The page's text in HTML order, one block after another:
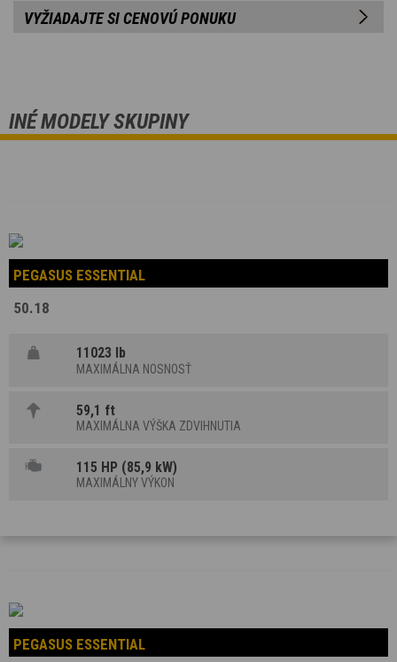
VYŽIADAJTE SI CENOVÚ PONUKU
INÉ MODELY SKUPINY
PEGASUS ESSENTIAL
50.18
11023 lb
MAXIMÁLNA NOSNOSŤ
59,1 ft
MAXIMÁLNA VÝŠKA ZDVIHNUTIA
115 HP (85,9 kW)
MAXIMÁLNY VÝKON
PEGASUS ESSENTIAL